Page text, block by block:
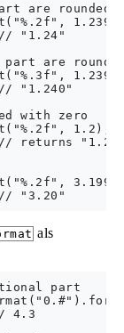
are rounded
"1.24"
part are
"1.240"
with zero
1.2);
returns
als
part
4.3